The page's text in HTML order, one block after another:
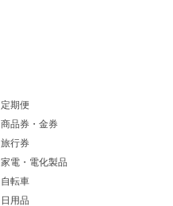
定期便
商品券・金券
旅行券
家電・電化製品
自転車
日用品